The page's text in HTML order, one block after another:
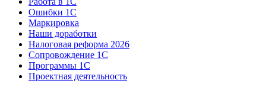
Ошибки 1С
Маркировка
Наши доработки
Налоговая реформа 2026
Сопровождение 1С
Программы 1С
Проектная деятельность